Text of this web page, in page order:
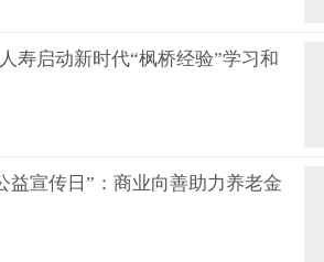
寿启动新时代“枫桥经验”学习和
益宣传日”：商业向善助力养老金